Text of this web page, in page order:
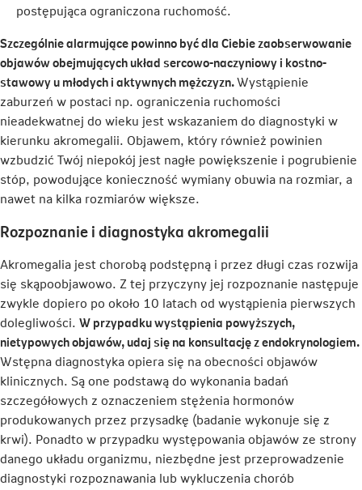
postępująca ograniczona ruchomość.
Szczególnie alarmujące powinno być dla Ciebie zaobserwowanie
objawów obejmujących układ sercowo-naczyniowy i kostno-
stawowy u młodych i aktywnych mężczyzn.Wystąpienie
zaburzeń w postaci np. ograniczenia ruchomości
nieadekwatnej do wieku jest wskazaniem do diagnostyki w
kierunku akromegalii. Objawem, który również powinien
wzbudzić Twój niepokój jest nagłe powiększenie i pogrubienie
stóp, powodujące konieczność wymiany obuwia na rozmiar, a
nawet na kilka rozmiarów większe.
Rozpoznanie i diagnostyka akromegalii
Akromegalia jest chorobą podstępną i przez długi czas rozwija
się skąpoobjawowo. Z tej przyczyny jej rozpoznanie następuje
zwykle dopiero po około 10 latach od wystąpienia pierwszych
dolegliwości. W przypadku wystąpienia powyższych,
nietypowych objawów, udaj się na konsultację z endokrynologiem.
Wstępna diagnostyka opiera się na obecności objawów
klinicznych. Są one podstawą do wykonania badań
szczegółowych z oznaczeniem stężenia hormonów
produkowanych przez przysadkę (badanie wykonuje się z
krwi). Ponadto w przypadku występowania objawów ze strony
danego układu organizmu, niezbędne jest przeprowadzenie
diagnostyki rozpoznawania lub wykluczenia chorób